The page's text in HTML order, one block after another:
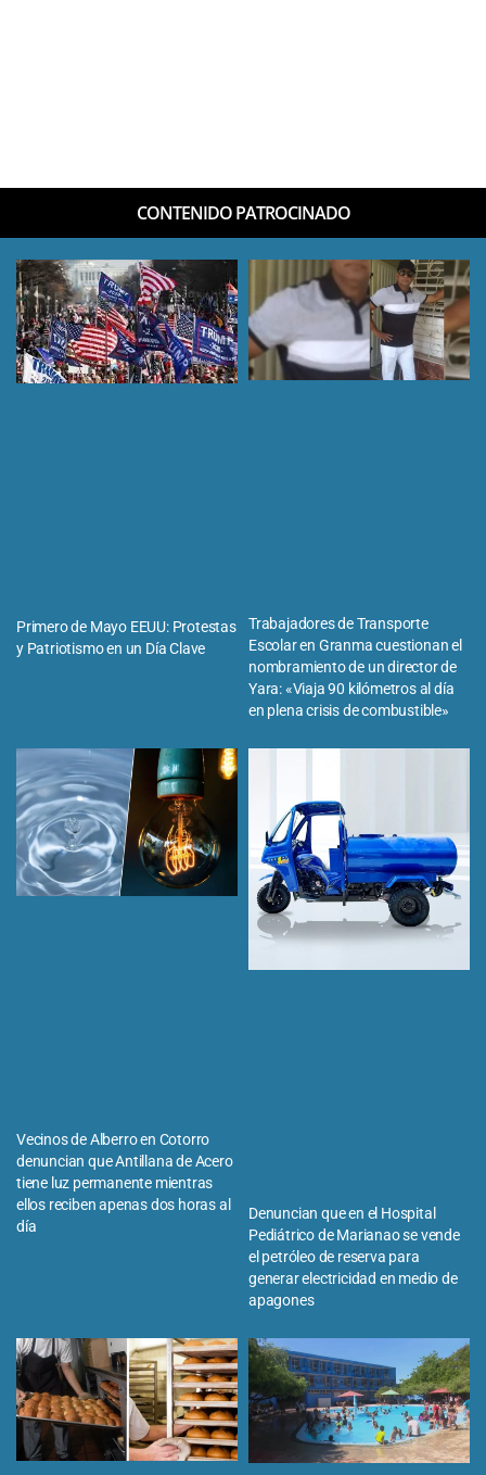
CONTENIDO PATROCINADO
Primero de Mayo EEUU: Protestas
y Patriotismo en un Día Clave
Trabajadores de Transporte
Escolar en Granma cuestionan el
nombramiento de un director de
Yara: «Viaja 90 kilómetros al día
en plena crisis de combustible»
Vecinos de Alberro en Cotorro
denuncian que Antillana de Acero
tiene luz permanente mientras
ellos reciben apenas dos horas al
día
Denuncian que en el Hospital
Pediátrico de Marianao se vende
el petróleo de reserva para
generar electricidad en medio de
apagones